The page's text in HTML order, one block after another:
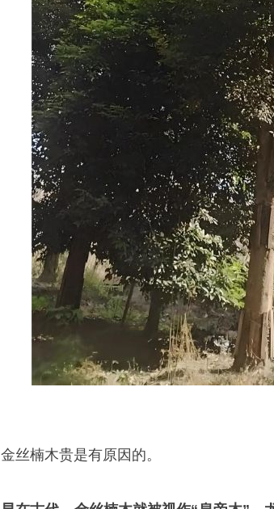
金丝楠木贵是有原因的。